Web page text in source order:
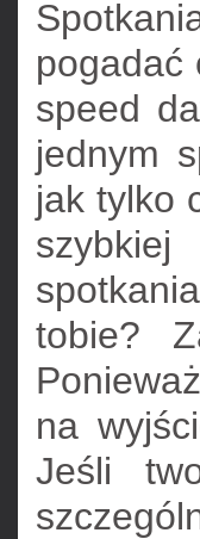
pogadać
speed
jednym
jak tylko
tobie?
na
Jeśli